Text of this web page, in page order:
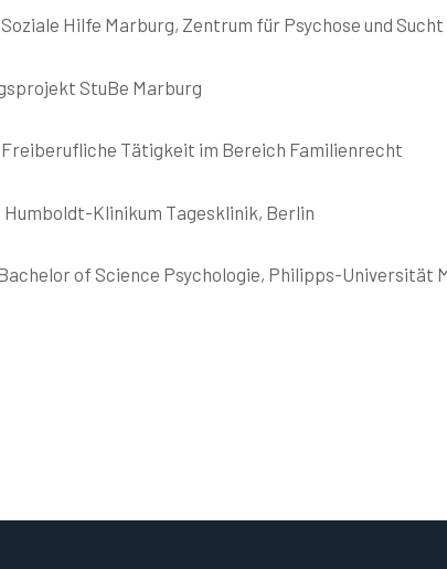
Soziale Hilfe Marburg, Zentrum für Psychose und Sucht
StuBe Marburg
Freiberufliche Tätigkeit im Bereich Familienrecht
Humboldt-Klinikum Tagesklinik, Berlin
Bachelor of Science Psychologie, Philipps-Universität